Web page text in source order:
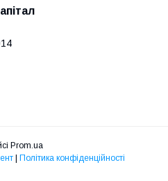
Prom.ua
Політика конфіденційності